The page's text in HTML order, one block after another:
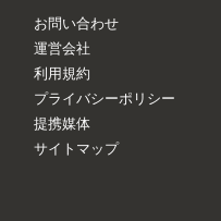
お問い合わせ
運営会社
利用規約
プライバシーポリシー
提携媒体
サイトマップ